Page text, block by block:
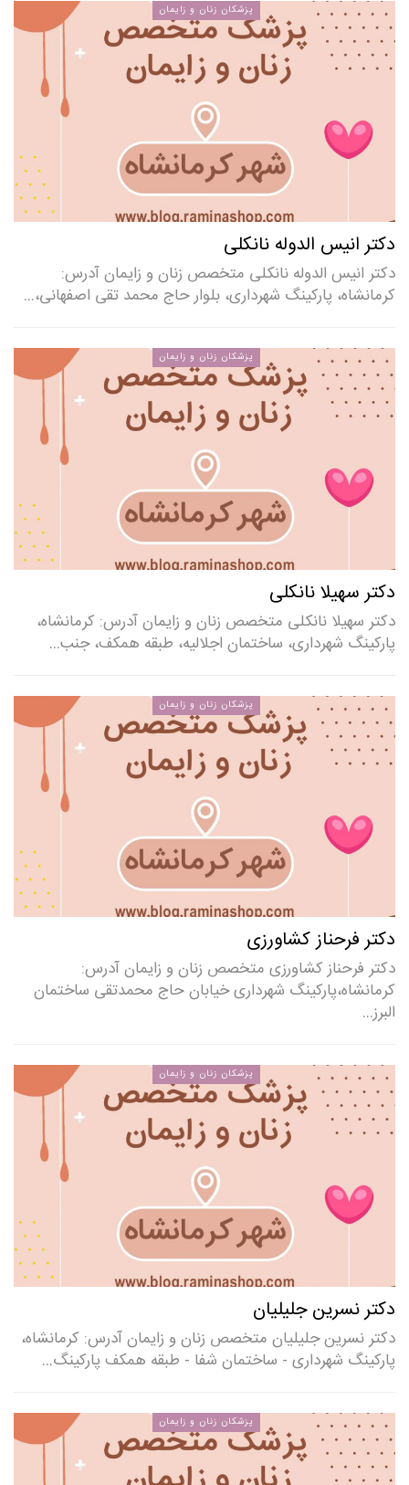
پزشکان زنان و زایمان
دکتر انیس الدوله نانکلی
دکتر انیس الدوله نانکلی متخصص زنان و زایمان آدرس:
کرمانشاه، پارکینگ شهرداری، بلوار حاج محمد تقی اصفهانی،…
پزشکان زنان و زایمان
دکتر سهیلا نانکلی
دکتر سهیلا نانکلی متخصص زنان و زایمان آدرس: کرمانشاه،
پارکینگ شهرداری، ساختمان اجلالیه، طبقه همکف، جنب…
پزشکان زنان و زایمان
دکتر فرحناز کشاورزی
دکتر فرحناز کشاورزی متخصص زنان و زایمان آدرس:
کرمانشاه،پارکینگ شهرداری خیابان حاج محمدتقی ساختمان
البرز…
پزشکان زنان و زایمان
دکتر نسرین جلیلیان
دکتر نسرین جلیلیان متخصص زنان و زایمان آدرس: کرمانشاه،
پارکینگ شهرداری - ساختمان شفا - طبقه همکف پارکینگ…
پزشکان زنان و زایمان